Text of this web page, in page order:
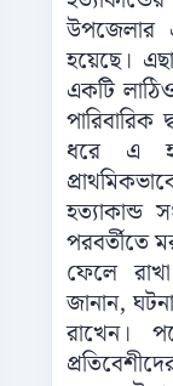
উপজেলার
হয়েছে।
একটি
পারিবারিক
ধরে এ
হত্যাকান্ড
পরবর্তীতে
ফেলে
জানান,
রাখেন।